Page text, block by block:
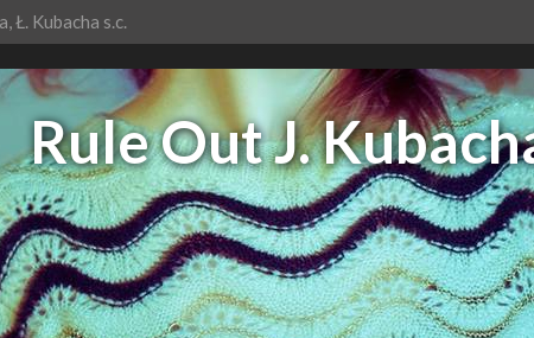
Ł. Kubacha s.c.
Rule Out J.